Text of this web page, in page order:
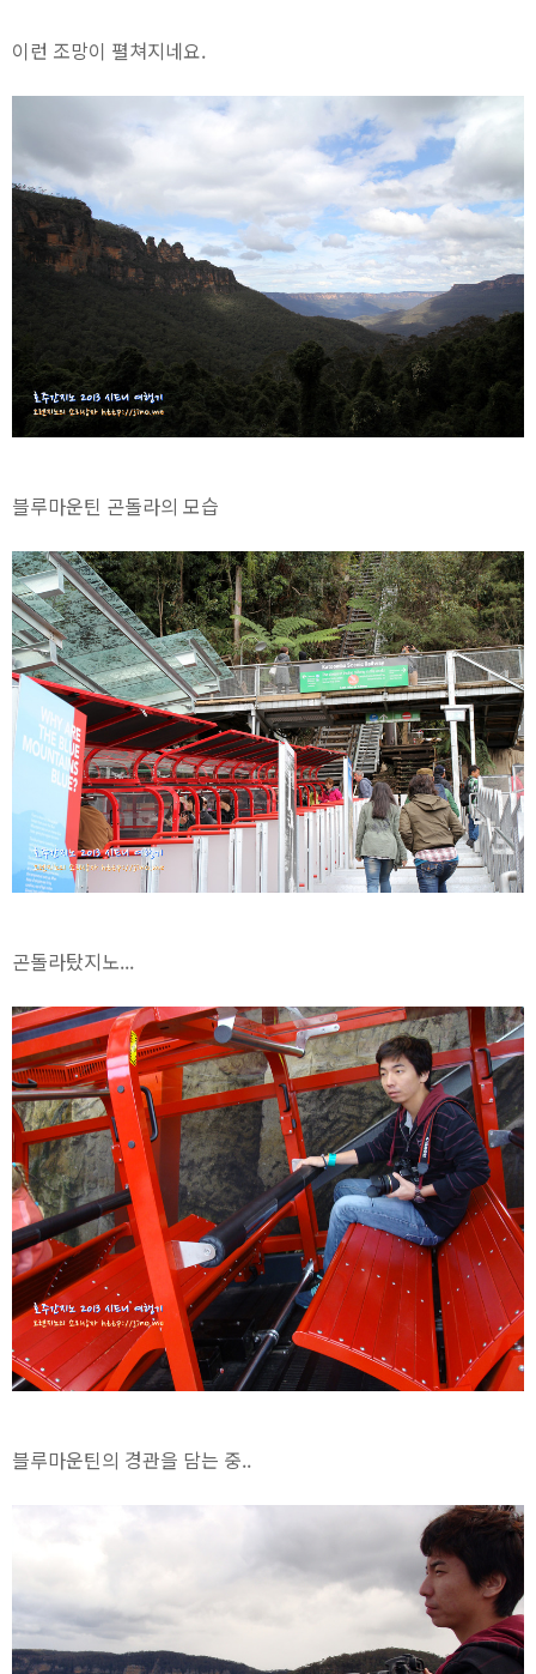
이런 조망이 펼쳐지네요.
블루마운틴 곤돌라의 모습
곤돌라탔지노...
블루마운틴의 경관을 담는 중..